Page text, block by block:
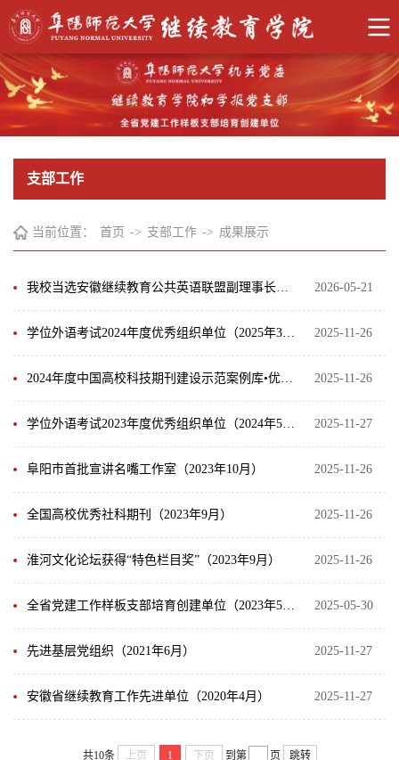
支部工作
当前位置： 首页 -> 支部工作 -> 成果展示
2026-05-21
我校当选安徽继续教育公共英语联盟副理事长单位（2026年5月）
2025-11-26
学位外语考试2024年度优秀组织单位（2025年3月）
2025-11-26
2024年度中国高校科技期刊建设示范案例库•优秀科技期刊（2024年11月）
2025-11-27
学位外语考试2023年度优秀组织单位（2024年5月）
2025-11-26
阜阳市首批宣讲名嘴工作室（2023年10月）
2025-11-26
全国高校优秀社科期刊（2023年9月）
2025-11-26
淮河文化论坛获得“特色栏目奖”（2023年9月）
2025-05-30
全省党建工作样板支部培育创建单位（2023年5月）
2025-11-27
先进基层党组织（2021年6月）
2025-11-27
安徽省继续教育工作先进单位（2020年4月）
共10条 上页 1 下页 到第 页 跳转